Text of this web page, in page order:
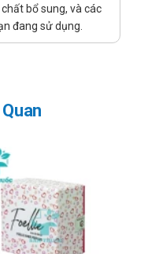
bổ sung, và các
đang sử dụng.